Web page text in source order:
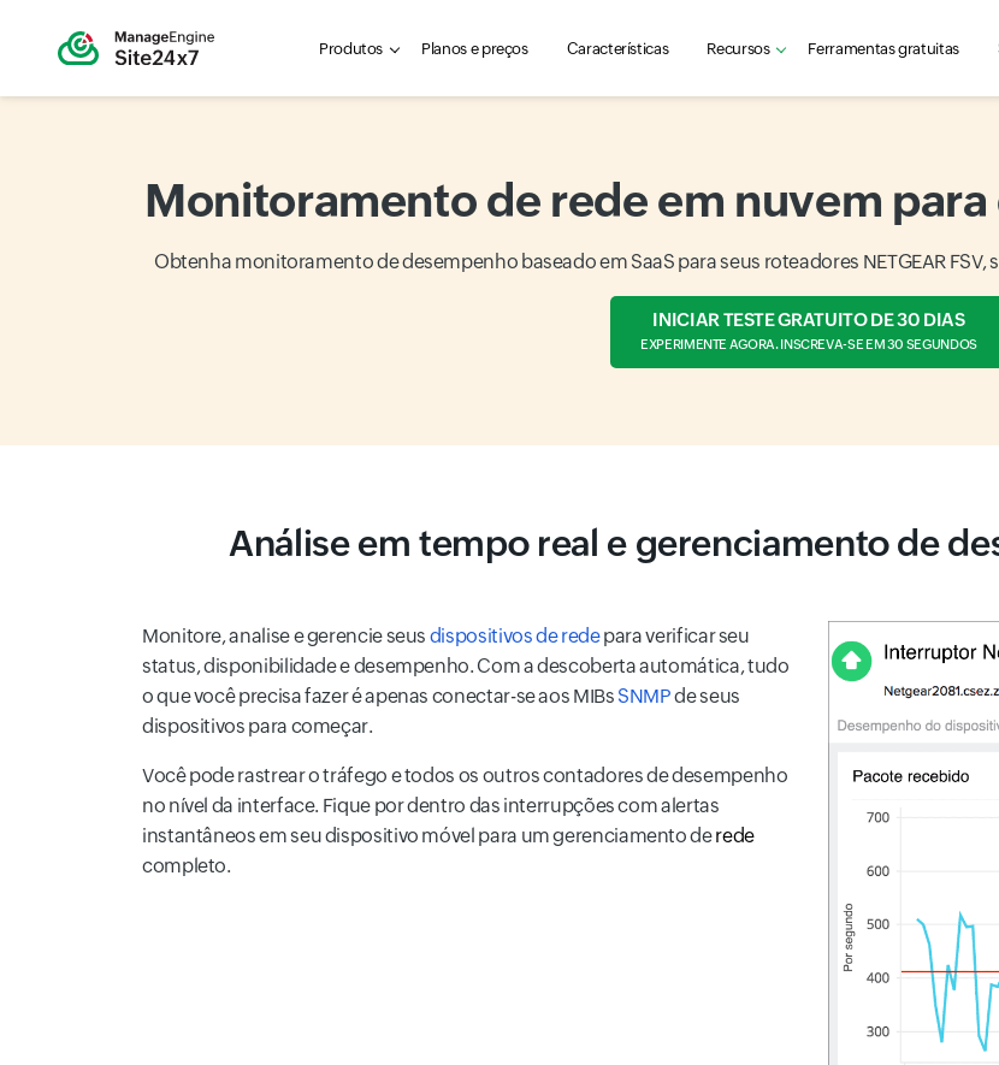
Produtos Planos e preços Características Recursos Ferramentas gratuitas
Monitoramento de rede em nuvem para
Obtenha monitoramento de desempenho baseado em SaaS para seus roteadores NETGEAR FSV,
INICIAR TESTE GRATUITO DE 30 DIAS
EXPERIMENTE AGORA. INSCREVA-SE EM 30 SEGUNDOS
Análise em tempo real e gerenciamento de
Monitore, analise e gerencie seus dispositivos de redepara verificar seu
status, disponibilidade e desempenho. Com a descoberta automática, tudo
o que você precisa fazer é apenas conectar-se aos MIBs SNMPde seus
dispositivos para começar.
Você pode rastrear o tráfego e todos os outros contadores de desempenho
no nível da interface. Fique por dentro das interrupções com alertas
instantâneos em seu dispositivo móvel para um gerenciamento derede
completo.